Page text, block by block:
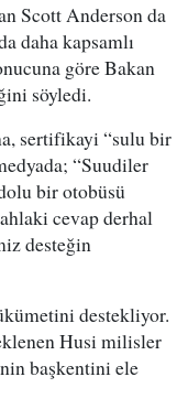
Scott Anderson da
daha kapsamlı
göre Bakan
söyledi.
sertifikayi “sulu bir
“Suudiler
bir otobüsü
cevap derhal
desteğin
destekliyor.
Husi milisler
başkentini ele